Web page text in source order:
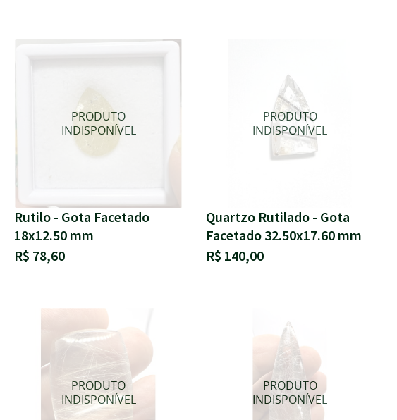
Rutilo - Gota Facetado
18x12.50 mm
R$ 78,60
Quartzo Rutilado - Gota
Facetado 32.50x17.60 mm
R$ 140,00